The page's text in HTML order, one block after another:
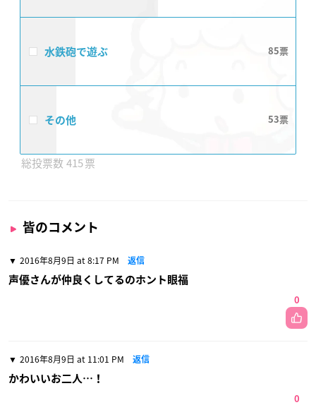
水鉄砲で遊ぶ 85
その他 53
415
皆のコメント
2016年8月9日 at 8:17 PM 返信
声優さんが仲良くしてるのホント眼福
0
2016年8月9日 at 11:01 PM 返信
かわいいお二人…！
0